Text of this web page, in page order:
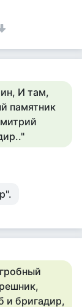
И там,
памятник
и бригадир,